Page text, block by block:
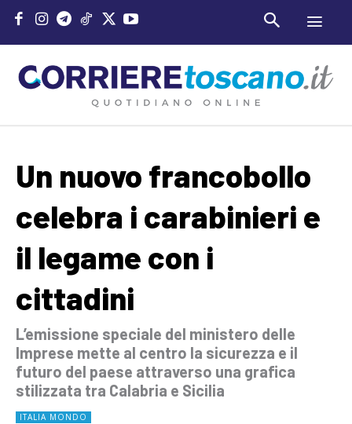
Un nuovo francobollo
celebra i carabinieri e
il legame con i
cittadini
L’emissione speciale del ministero delle
Imprese mette al centro la sicurezza e il
futuro del paese attraverso una grafica
stilizzata tra Calabria e Sicilia
ITALIA MONDO